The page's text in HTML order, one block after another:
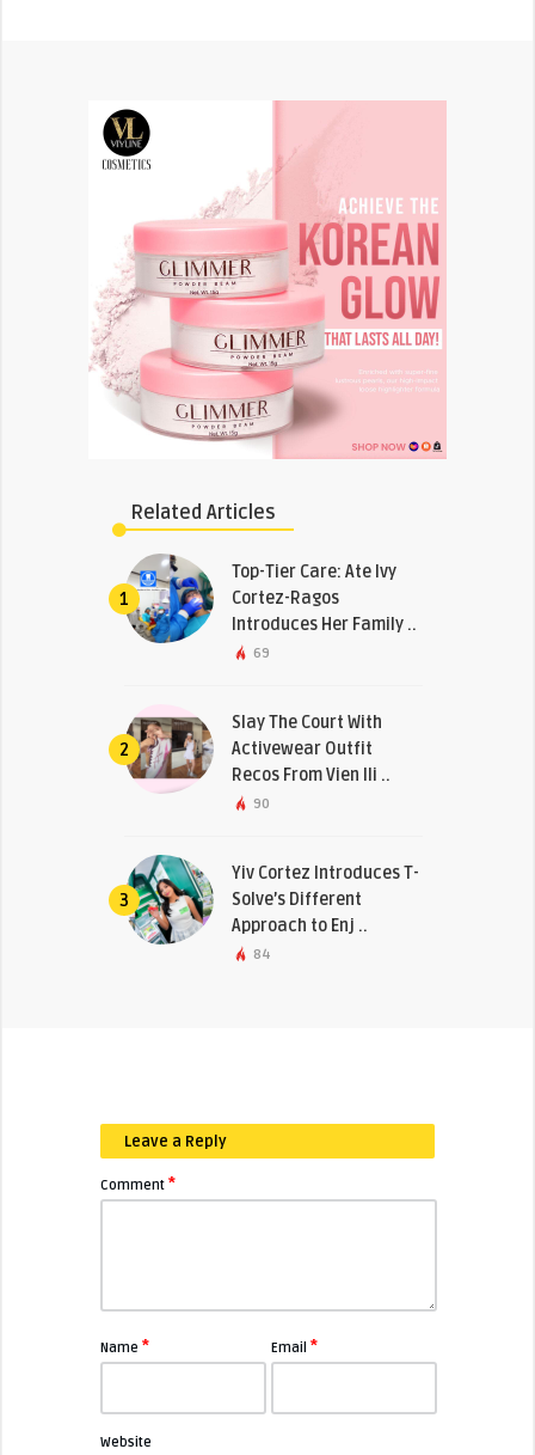
Related Articles
1
Top-Tier Care: Ate Ivy
Cortez-Ragos
Introduces Her Family ..
69
2
Slay The Court With
Activewear Outfit
Recos From Vien Ili ..
90
3
Yiv Cortez Introduces T-
Solve’s Different
Approach to Enj ..
84
Leave a Reply
Comment *
Name * Email*
Website